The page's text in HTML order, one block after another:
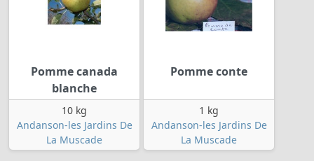
Pomme canada
blanche
10 kg
Andanson-les Jardins De
La Muscade
Pomme conte
1 kg
Andanson-les Jardins De
La Muscade